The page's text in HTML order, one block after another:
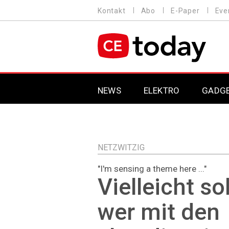
zum
MENU
Kontakt Abo E-Paper
MAIN NAVIGATION
NEWS ELEKTRO
NETZWITZIG
"I'm sensing a theme here ..."
Vielleicht
wer mit den